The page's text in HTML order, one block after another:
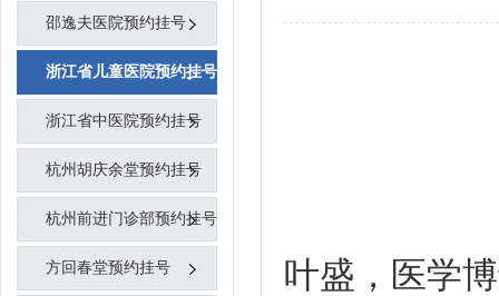
邵逸夫医院预约挂号
浙江省儿童医院预约挂号
浙江省中医院预约挂号
杭州胡庆余堂预约挂号
杭州前进门诊部预约挂号
方回春堂预约挂号
叶盛，医学